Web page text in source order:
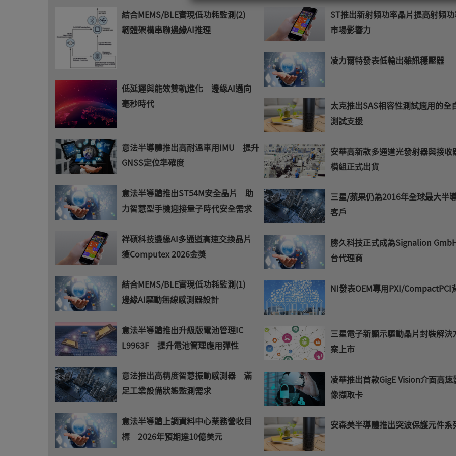
結合MEMS/BLE實現低功耗監測(2)
韌體架構串聯邊緣AI推理
低延遲與能效雙軌進化 邊緣AI邁向
毫秒時代
意法半導體推出高耐溫車用IMU 提升
GNSS定位準確度
意法半導體推出ST54M安全晶片 助
力智慧型手機迎接量子時代安全需求
祥碩科技邊緣AI多通道高速交換晶片
獲Computex 2026金獎
結合MEMS/BLE實現低功耗監測(1)
邊緣AI驅動無線感測器設計
意法半導體推出升級版電池管理IC
L9963F 提升電池管理應用彈性
意法推出高精度智慧振動感測器 滿
足工業設備狀態監測需求
意法半導體上調資料中心業務營收目
標 2026年預期達10億美元
ST推出新射頻功率晶片提高射頻
市場影響力
凌力爾特發表低輸出雜訊穩壓器
太克推出SAS相容性測試適用的全
測試支援
安華高新款多通道光發射器與接收
模組正式出貨
三星/蘋果仍為2016年全球最大半
客戶
勝久科技正式成為Signalion
台代理商
NI發表OEM專用PXI/CompactPCI
三星電子新顯示驅動晶片封裝解決
案上市
凌華推出首款GigE Vision介面高速
像擷取卡
安森美半導體推出突波保護元件系
您
的
E-